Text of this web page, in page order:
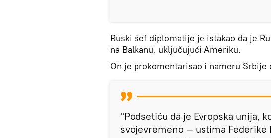
Ruski šef diplomatije je istakao da je
na Balkanu, uključujući Ameriku.
On je prokomentarisao i nameru Srbije
"Podsetiću da je Evropska unija,
svojevremeno — ustima Federike